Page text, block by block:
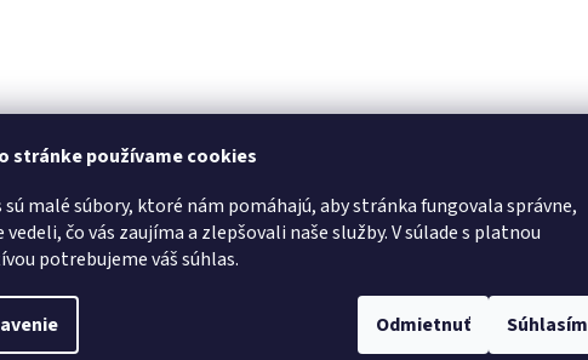
stránke používame cookies
sú malé súbory, ktoré nám pomáhajú, aby stránka fungovala správne,
vedeli, čo vás zaujíma a zlepšovali naše služby.V súlade s platnou
potrebujeme váš súhlas.
Odmietnuť Súhlasím